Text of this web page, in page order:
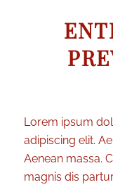
Lorem ipsum
adipiscing elit.
Aenean massa.
magnis dis